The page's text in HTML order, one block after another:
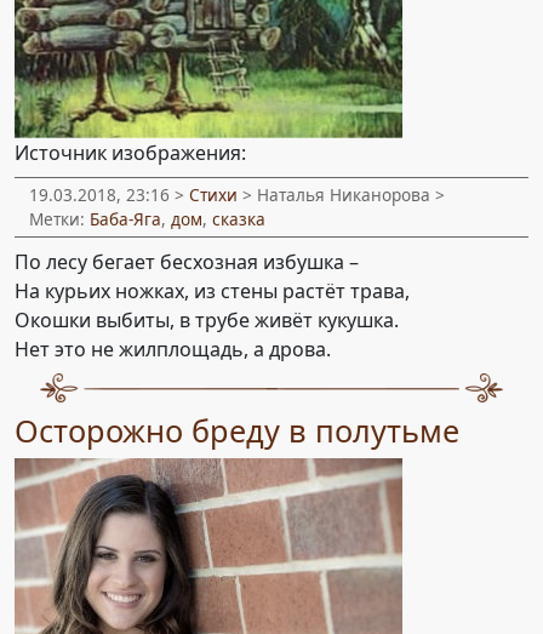
Источник изображения:
19.03.2018, 23:16 > Стихи > Наталья Никанорова >
Метки: Баба-Яга, дом, сказка
По лесу бегает бесхозная избушка –
На курьих ножках, из стены растёт трава,
Окошки выбиты, в трубе живёт кукушка.
Нет это не жилплощадь, а дрова.
Осторожно бреду в полутьме